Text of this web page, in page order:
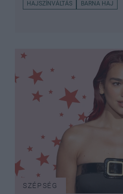
HAJSZÍNVÁLTÁS
BARNA HAJ
SZÉPSÉG